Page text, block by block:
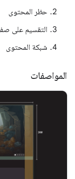
حظر المحتوى
التقسيم على
شبكة المحتوى
المواصفات